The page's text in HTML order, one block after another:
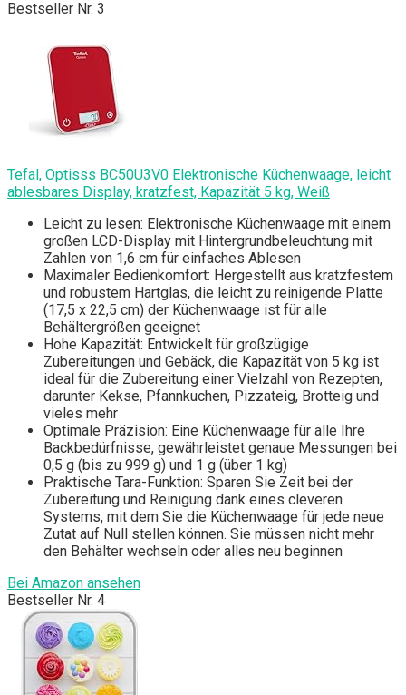
Bestseller Nr. 3
Tefal, Optisss BC50U3V0 Elektronische Küchenwaage, leicht
ablesbares Display, kratzfest, Kapazität 5 kg, Weiß
Leicht zu lesen: Elektronische Küchenwaage mit einem
großen LCD-Display mit Hintergrundbeleuchtung mit
Zahlen von 1,6 cm für einfaches Ablesen
Maximaler Bedienkomfort: Hergestellt aus kratzfestem
und robustem Hartglas, die leicht zu reinigende Platte
(17,5 x 22,5 cm) der Küchenwaage ist für alle
Behältergrößen geeignet
Hohe Kapazität: Entwickelt für großzügige
Zubereitungen und Gebäck, die Kapazität von 5 kg ist
ideal für die Zubereitung einer Vielzahl von Rezepten,
darunter Kekse, Pfannkuchen, Pizzateig, Brotteig und
vieles mehr
Optimale Präzision: Eine Küchenwaage für alle Ihre
Backbedürfnisse, gewährleistet genaue Messungen bei
0,5 g (bis zu 999 g) und 1 g (über 1 kg)
Praktische Tara-Funktion: Sparen Sie Zeit bei der
Zubereitung und Reinigung dank eines cleveren
Systems, mit dem Sie die Küchenwaage für jede neue
Zutat auf Null stellen können. Sie müssen nicht mehr
den Behälter wechseln oder alles neu beginnen
Bei Amazon ansehen
Bestseller Nr. 4